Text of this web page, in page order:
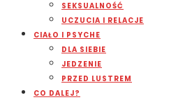
SEKSUALNOŚĆ
UCZUCIA I RELACJE
CIAŁO I PSYCHE
DLA SIEBIE
JEDZENIE
PRZED LUSTREM
CO DALEJ?